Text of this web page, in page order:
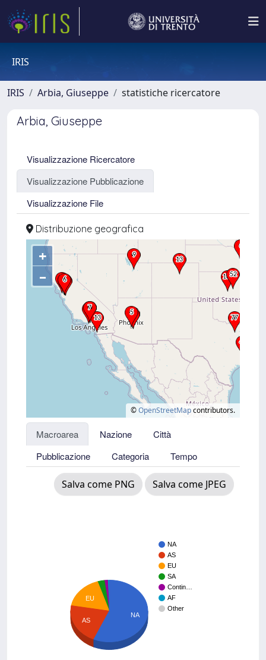
IRIS
IRIS Arbia, Giuseppe statistiche ricercatore
Arbia, Giuseppe
Visualizzazione Ricercatore
Visualizzazione Pubblicazione
Visualizzazione File
Distribuzione geografica
+
–
©OpenStreetMapcontributors.
Macroarea Nazione
Città
Pubblicazione
Categoria Tempo
Salva come PNG Salva come JPEG
NA
AS
EU
SA
Contin…
AF
Other
EU
AS
NA